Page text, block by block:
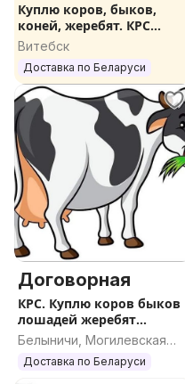
Куплю коров, быков,
коней, жеребят. КРС
ДОРОГО
Витебск
Доставка по Беларуси
Договорная
КРС. Куплю коров быков
лошадей жеребят
ДОРОГО
Белыничи, Могилевская
область
Доставка по Беларуси